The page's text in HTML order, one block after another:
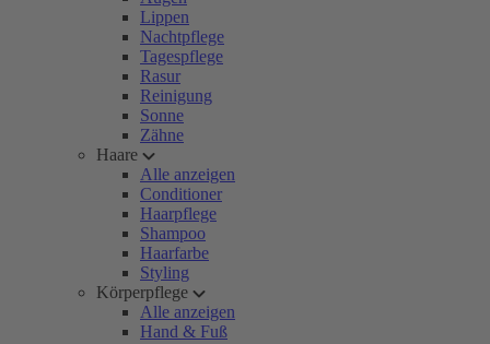
Lippen
Nachtpflege
Tagespflege
Rasur
Reinigung
Sonne
Zähne
Haare
Alle anzeigen
Conditioner
Haarpflege
Shampoo
Haarfarbe
Styling
Körperpflege
Alle anzeigen
Hand & Fuß